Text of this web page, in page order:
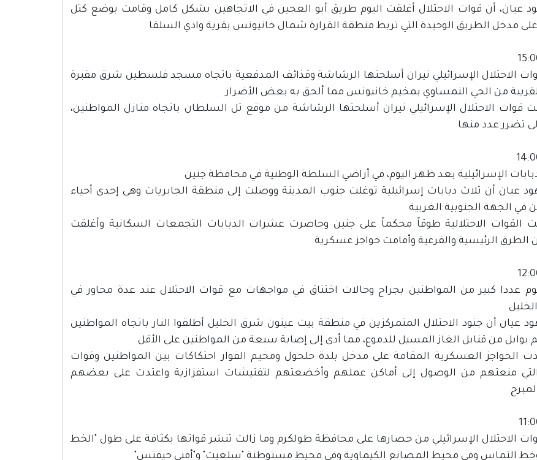
عيان، أن قوات الاحتلال أغلقت اليوم طريق أبو العجين في الاتجاهين بشكل كامل وقامت بوضع كتل
مدخل الطريق الوحيدة التي تربط منطقة القرارة شمال خانيونس بقرية وادي السلقا
الاحتلال الإسرائيلي نيران أسلحتها الرشاشة وقذائف المدفعية باتجاه مسجد فلسطين شرق مقبرة
القريبة من الحي النمساوي بمخيم خانيونس مما ألحق به بعض الأضرار
قوات الاحتلال الإسرائيلي نيران أسلحتها الرشاشة من موقع تل السلطان باتجاه منازل المواطنين،
تضرر عدد منها
الإسرائيلية بعد ظهر اليوم، في أراضي السلطة الوطنية في محافظة جنين
عيان أن ثلاث دبابات إسرائيلية توغلت جنوب المدينة ووصلت إلى منطقة الجابريات وهي إحدى أحياء
في الجهة الجنوبية الغربية
القوات الاحتلالية طوقاً محكماً على جنين وحاصرت عشرات الدبابات التجمعات السكانية وأغلقت
الطرق الرئيسية والفرعية وأقامت حواجز عسكرية
عددا كبير من المواطنين بجراح وحالات اختناق في مواجهات مع قوات الاحتلال عند عدة محاور في
عيان أن جنود الاحتلال المتمركزين في منطقة بيت عينون شرق الخليل أطلقوا النار باتجاه المواطنين
بوابل من قنابل الغاز المسيل للدموع، مما أدى إلى إصابة سبعة من المواطنين على الأقل
الحواجز العسكرية المقامة على مدخل بلدة حلحول ومخيم الفوار احتكاكات بين المواطنين وقوات
التي منعتهم من الوصول إلى أماكن عملهم وأخضعتهم لتفتيشات استفزازية واعتدت على بعضهم
الاحتلال الإسرائيلي من حصارها على محافظة طولكرم وما زالت تنشر قواتها بكثافة على طول "الخط
التماس وفي محيط المصانع الكيماوية وفي محيط مستوطنة "سلعيت" و"أفني حيفتس"